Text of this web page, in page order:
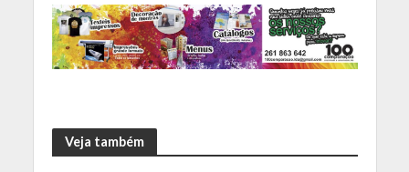
Veja também